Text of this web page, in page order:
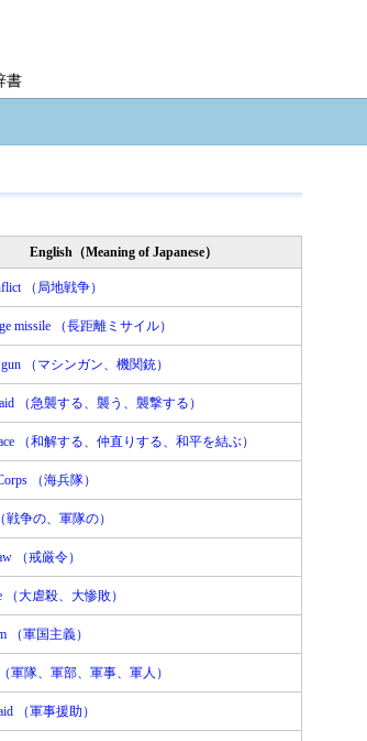
書
English（Meaning of Japanese）
（局地戦争）
missile （長距離ミサイル）
gun （マシンガン、機関銃）
（急襲する、襲う、襲撃する）
（和解する、仲直りする、和平を結ぶ）
（海兵隊）
戦争の、軍隊の）
（戒厳令）
（大虐殺、大惨敗）
（軍国主義）
軍隊、軍部、軍事、軍人）
（軍事援助）